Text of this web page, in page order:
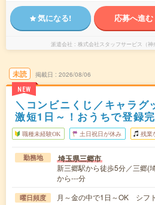
気になる! 応募へ進む
派遣会社 株式会社スタッフサービス（神
未読
NEW
掲載日 2026/08/06
＼コンビニくじ／キャラグ
激短1日～！おうちで登録完
職種未経験OK 土日祝日が休み 残業
勤務地 埼玉県三郷市
新三郷駅から徒歩5分／三郷(
から---分
曜日頻度
月～金の中で1日～OK シフ